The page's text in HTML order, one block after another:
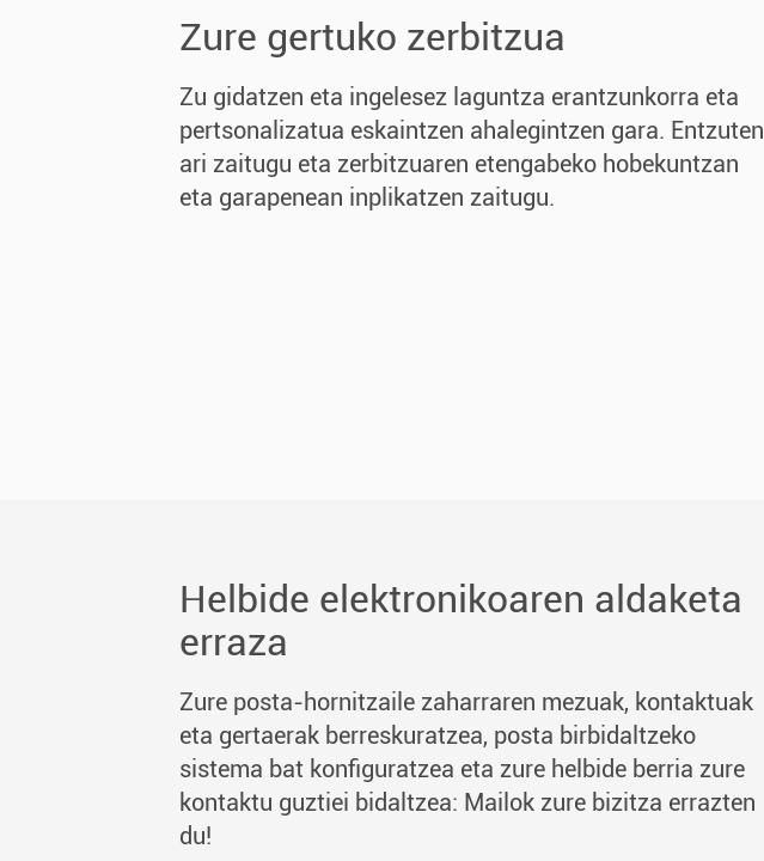
Zure gertuko zerbitzua
Zu gidatzen eta ingelesez laguntza erantzunkorra eta
pertsonalizatua eskaintzen ahalegintzen gara. Entzuten
ari zaitugu eta zerbitzuaren etengabeko hobekuntzan
eta garapenean inplikatzen zaitugu.
Helbide elektronikoaren aldaketa
erraza
Zure posta-hornitzaile zaharraren mezuak, kontaktuak
eta gertaerak berreskuratzea, posta birbidaltzeko
sistema bat konfiguratzea eta zure helbide berria zure
kontaktu guztiei bidaltzea: Mailok zure bizitza errazten
du!